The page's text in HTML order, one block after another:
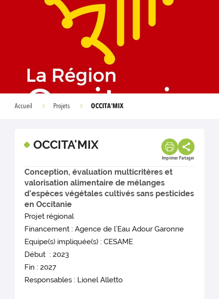
Accueil Projets OCCITA'MIX
OCCITA'MIX
Imprimer Partager
Conception, évaluation multicritères et
valorisation alimentaire de mélanges
d’espèces végétales cultivés sans pesticides
en Occitanie
Projet régional
Financement : Agence de l’Eau Adour Garonne
Equipe(s) impliquée(s) : CESAME
Début : 2023
Fin : 2027
Responsables : Lionel Alletto